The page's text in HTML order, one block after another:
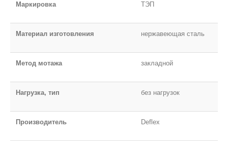
Маркировка ТЭП
Материал изготовления нержавеющая сталь
Метод мотажа закладной
Нагрузка, тип без нагрузок
Производитель Deflex